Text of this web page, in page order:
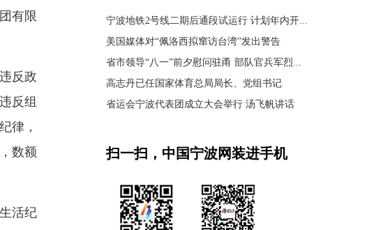
有限
反政
反组
律，
数额
活纪
宁波地铁2号线二期后通段试运行 计划年内开...
美国媒体对“佩洛西拟窜访台湾”发出警告
省市领导“八一”前夕慰问驻甬 部队官兵军烈...
高志丹已任国家体育总局局长、党组书记
省运会宁波代表团成立大会举行 汤飞帆讲话
扫一扫，中国宁波网装进手机